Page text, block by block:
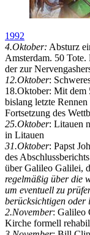
1992
4.Oktober: Absturz
Amsterdam. 50
der zur
12.Oktober:
18.Oktober: Mit dem
bislang letzte
Fortsetzung des
25.Oktober: Litauen
in Litauen
31.Oktober: Papst
des
über Galileo Galilei,
regelmäßig über die
um eventuell zu
berücksichtigen oder
2.November: Galileo
Kirche formell